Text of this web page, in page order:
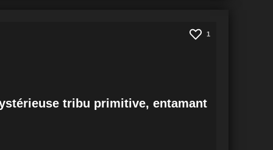
1
tribu primitive, entamant